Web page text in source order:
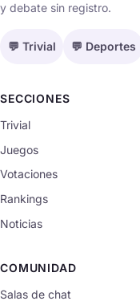
y debate sin registro.
💬 Trivial 💬 Deportes
SECCIONES
Trivial
Juegos
Votaciones
Rankings
Noticias
COMUNIDAD
Salas de chat